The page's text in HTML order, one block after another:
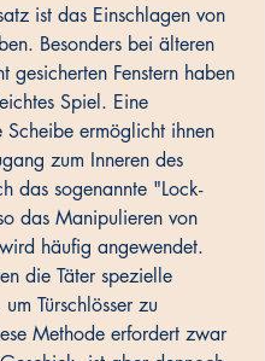
ist das Einschlagen von
Besonders bei älteren
gesicherten Fenstern haben
Spiel. Eine
Scheibe ermöglicht ihnen
zum Inneren des
das sogenannte "Lock-
das Manipulieren von
häufig angewendet.
die Täter spezielle
Türschlösser zu
Methode erfordert zwar